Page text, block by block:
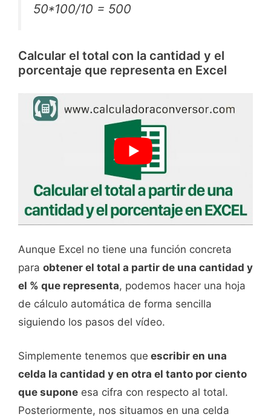
50*100/10 = 500
Calcular el total con la cantidad y el
porcentaje que representa en Excel
Aunque Excel no tiene una función concreta
para obtener el total a partir de una cantidad y
el % que representa, podemos hacer una hoja
de cálculo automática de forma sencilla
siguiendo los pasos del vídeo.
Simplemente tenemos que escribir en una
celda la cantidad y en otra el tanto por ciento
que supone esa cifra con respecto al total.
Posteriormente, nos situamos en una celda